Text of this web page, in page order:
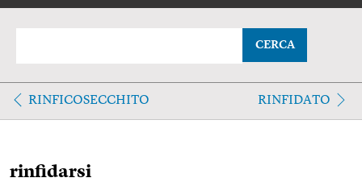
CERCA
RINFICOSECCHITO RINFIDATO
rinfidarsi